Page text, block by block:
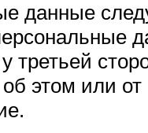
данные
третьей
этом или